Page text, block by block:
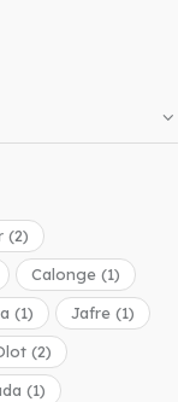
(2)
Calonge (1)
(1) Jafre (1)
(2)
(1)